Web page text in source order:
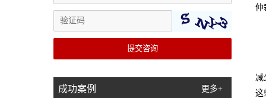
提交咨询
成功案例 更多+
仲
减
这